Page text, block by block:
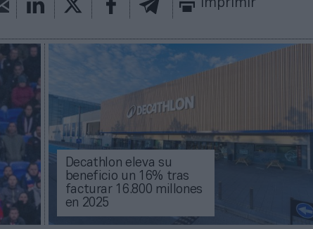
Imprimir
Decathlon eleva su
beneficio un 16% tras
facturar 16.800 millones
en 2025